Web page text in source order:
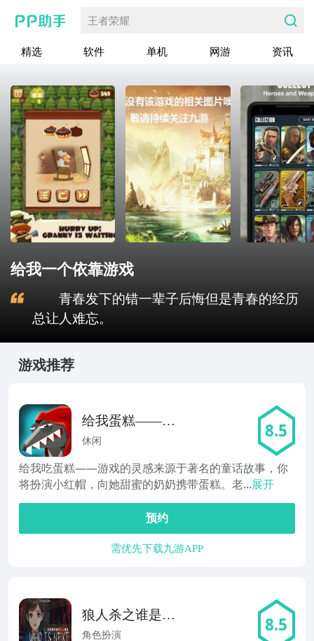
王者荣耀
精选 软件 单机 网游 资讯
给我一个依靠游戏
青春发下的错一辈子后悔但是青春的经历
总让人难忘。
游戏推荐
给我蛋糕——小
红帽难题
休闲 8.5
给我吃蛋糕——游戏的灵感来源于著名的童话故事，你
将扮演小红帽，向她甜蜜的奶奶携带蛋糕。老...展开
预约
需优先下载九游APP
狼人杀之谁是下
一个
角色扮演 8.5